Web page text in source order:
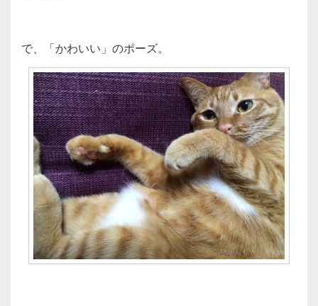
で、「かわいい」のポーズ。